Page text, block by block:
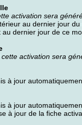
activation sera
au dernier jour
dernier jour de ce
activation sera
à jour
à jour
à jour de la fiche